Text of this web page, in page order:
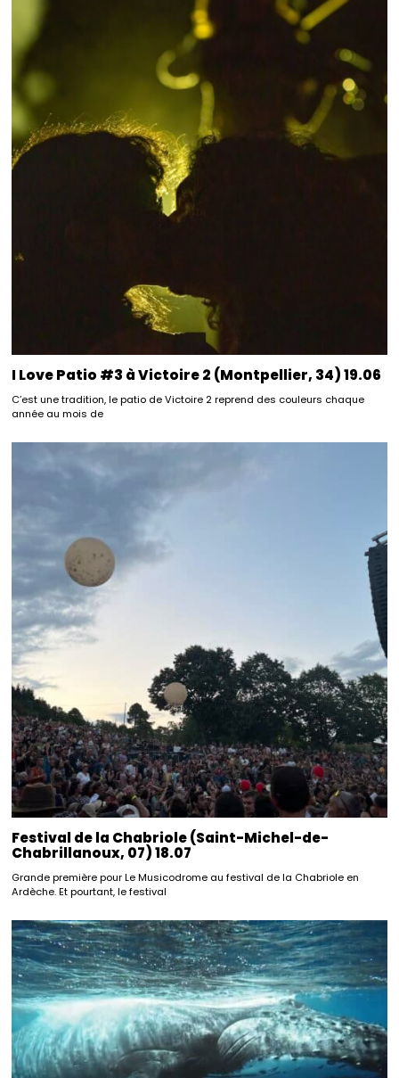
I Love Patio #3 à Victoire 2 (Montpellier, 34) 19.06
C’est une tradition, le patio de Victoire 2 reprend des couleurs chaque
année au mois de
Festival de la Chabriole (Saint-Michel-de-
Chabrillanoux, 07) 18.07
Grande première pour Le Musicodrome au festival de la Chabriole en
Ardèche. Et pourtant, le festival